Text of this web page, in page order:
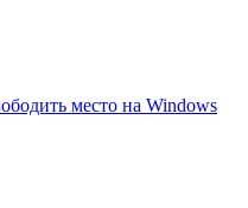
место на Windows